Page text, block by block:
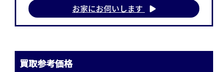
お家にお伺いします
買取参考価格